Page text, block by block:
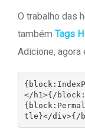
O trabalho das
também Tags
Adicione,
</h1>{/
tle}</div>{/